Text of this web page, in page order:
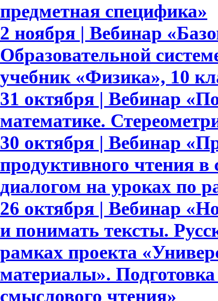
предметная специфика»
2 ноября | Вебинар
Образовательной
учебник «Физика», 10
31 октября | Вебинар
математике.
30 октября | Вебинар
продуктивного чтения
диалогом на уроках по
26 октября | Вебинар
и понимать тексты.
рамках проекта
материалы».
смыслового чтения»